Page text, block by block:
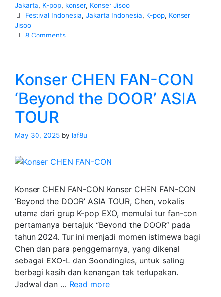
LOVE,
ACTION!”:
Jakarta, K-pop, konser, Konser Jisoo
Tags
Festival Indonesia,Jakarta Indonesia, K-pop, Konser
Jisoo
8 Comments
Konser CHEN FAN-CON
‘Beyond the DOOR’ ASIA
TOUR
May 30, 2025 by laf8u
Konser CHEN FAN-CON Konser CHEN FAN-CON
‘Beyond the DOOR’ ASIA TOUR, Chen, vokalis
utama dari grup K-pop EXO, memulai tur fan-con
pertamanya bertajuk “Beyond the DOOR” pada
tahun 2024. Tur ini menjadi momen istimewa bagi
Chen dan para penggemarnya, yang dikenal
sebagai EXO-L dan Soondingies, untuk saling
berbagi kasih dan kenangan tak terlupakan.
Jadwal dan … Read moreKonser